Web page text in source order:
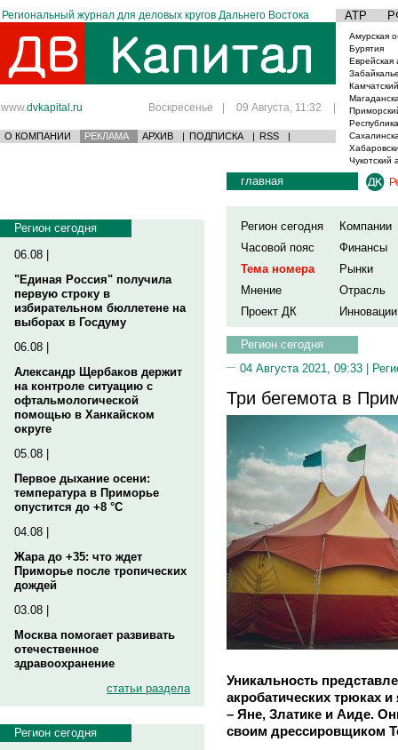
Региональный журнал для деловых кругов Дальнего Востока АТР
www.dvkapital.ru Воскресенье | 09 Августа, 11:32 |
О КОМПАНИИ РЕКЛАМА АРХИВ | ПОДПИСКА | RSS |
Амурская
Бурятия
Еврейская
Чукотский
Регион сегодня
06.08 |
"Единая Россия" получила
первую строку в
избирательном бюллетене на
выборах в Госдуму
06.08 |
Александр Щербаков держит
на контроле ситуацию с
офтальмологической
помощью в Ханкайском
округе
05.08 |
Первое дыхание осени:
температура в Приморье
опустится до +8 °C
04.08 |
Жара до +35: что ждет
Приморье после тропических
дождей
03.08 |
Москва помогает развивать
отечественное
здравоохранение
статьи раздела
Регион сегодня
главная
Регион сегодня
Компании
Часовой пояс
Финансы
Тема номера
Рынки
Мнение
Отрасль
Проект ДК
Инновации
Регион сегодня
04 Августа 2021, 09:33 |
Три бегемота в
Уникальность
акробатических трюках и
– Яне, Златике и Аиде.
своим дрессировщиком